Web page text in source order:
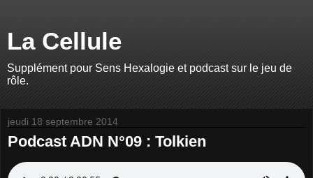
La Cellule
Supplément pour Sens Hexalogie et podcast sur le jeu de
rôle.
jeudi 18 septembre 2014
Podcast ADN N°09 : Tolkien